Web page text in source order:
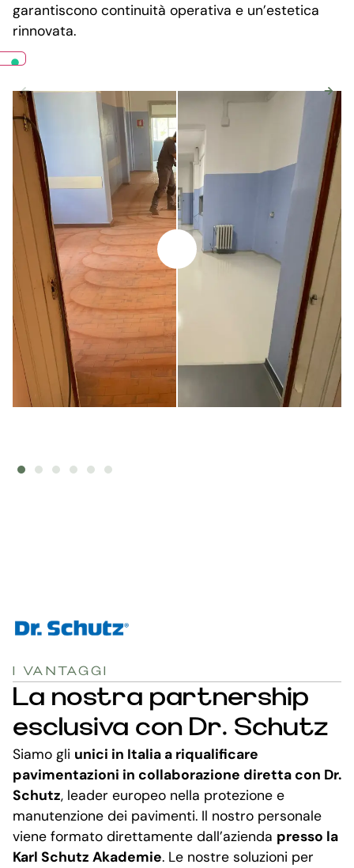
garantiscono continuità operativa e un’estetica
rinnovata.
I VANTAGGI
La nostra partnership
esclusiva con Dr. Schutz
Siamo gli unici in Italia a riqualificare
pavimentazioni in collaborazione diretta con Dr.
Schutz, leader europeo nella protezione e
manutenzione dei pavimenti. Il nostro personale
viene formato direttamente dall’azienda presso la
Karl Schutz Akademie. Le nostre soluzioni per